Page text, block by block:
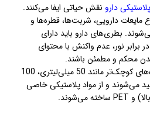
دارو نقش حیاتی ایفا می‌کنند.
مایعات دارویی، شربت‌ها، قطره‌ها و
بطری‌های دارو باید دارای
نور، عدم واکنش با محتوای
محکم و مطمئن باشند.
بطری‌های دارویی اغلب در اندازه‌های کوچک‌تر مانند 50 میلی‌لیتری، 100
تولید می‌شوند و از مواد پلاستیکی خاصی